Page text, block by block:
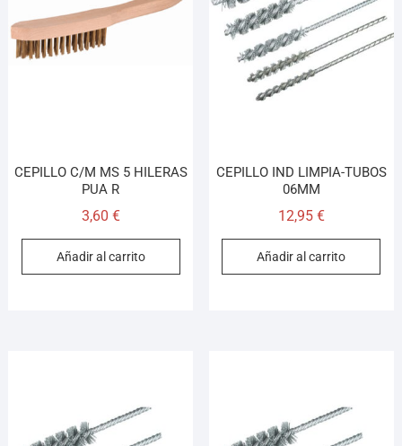
CEPILLO C/M MS 5 HILERAS
PUA R
3,60 €
Añadir al carrito
CEPILLO IND LIMPIA-TUBOS
06MM
12,95 €
Añadir al carrito